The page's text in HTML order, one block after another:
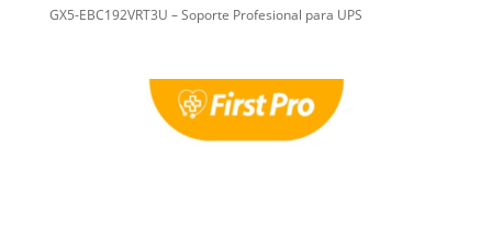
GX5-EBC192VRT3U – Soporte Profesional para UPS